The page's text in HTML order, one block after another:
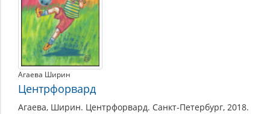
«Футбол
–
мой
любимый
вид
спорта»
Агаева Ширин
Центрфорвард
Агаева, Ширин. Центрфорвард. Санкт-Петербург, 2018.